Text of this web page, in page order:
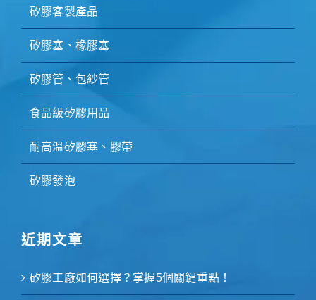
矽膠客製產品
矽膠塞、橡膠塞
矽膠管、包紗管
食品級矽膠用品
耐高溫矽膠塞、膠帶
矽膠發泡
近期文章
矽膠工廠如何選擇？掌握5個關鍵重點！